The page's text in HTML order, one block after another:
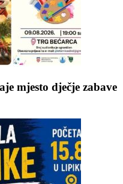
mjesto dječje zabave